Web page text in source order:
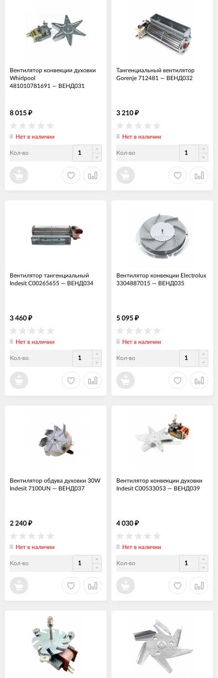
Вентилятор конвекции духовки
Whirlpool
481010781691 — ВЕНД031
8 015 ₽
Нет в наличии
Кол-во
Тангенциальный вентилятор
Gorenje 712481 — ВЕНД032
3 210 ₽
Нет в наличии
Кол-во
Вентилятор тангенциальный
Indesit C00265655 — ВЕНД034
3 460 ₽
Нет в наличии
Кол-во
Вентилятор конвекции Electrolux
3304887015 — ВЕНД035
5 095 ₽
Нет в наличии
Кол-во
Вентилятор обдува духовки 30W
Indesit 7100UN — ВЕНД037
2 240 ₽
Нет в наличии
Кол-во
Вентилятор конвекции духовки
Indesit C00533053 — ВЕНД039
4 030 ₽
Нет в наличии
Кол-во